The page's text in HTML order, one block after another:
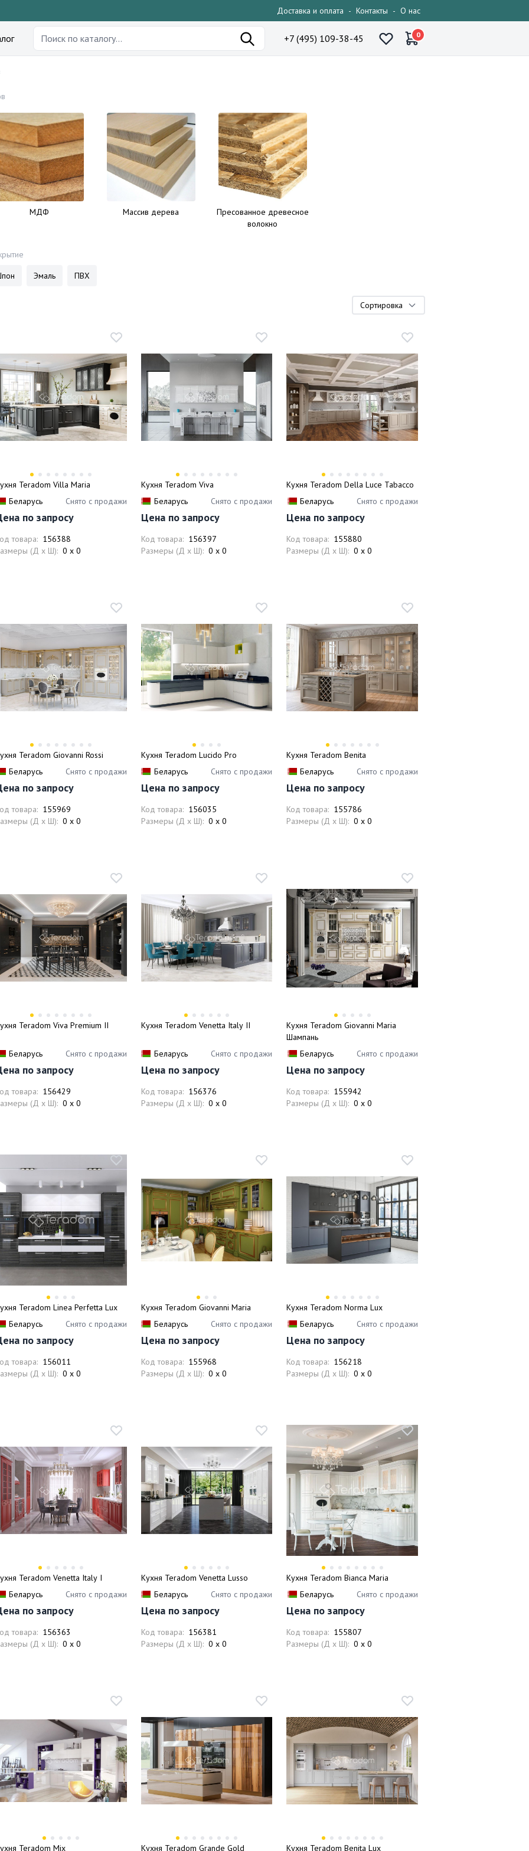
Доставка и оплата - Контакты - О нас
+7 (495) 109-38-45 0
МДФ Массив дерева
Пресованное древесное
волокно
Эмаль ПВХ
Сортировка
Teradom Villa Maria
Беларусь
Снято с продажи
по запросу
товара: 156388
(Д x Ш): 0 x 0
Кухня Teradom Viva
Беларусь
Снято с продажи
Цена по запросу
Код товара: 156397
Размеры (Д x Ш): 0 x 0
Кухня Teradom Della Luce Tabacco
Беларусь
Снято с продажи
Цена по запросу
Код товара: 155880
Размеры (Д x Ш): 0 x 0
Teradom Giovanni Rossi
Беларусь
Снято с продажи
по запросу
товара: 155969
(Д x Ш): 0 x 0
Кухня Teradom Lucido Pro
Беларусь
Снято с продажи
Цена по запросу
Код товара: 156035
Размеры (Д x Ш): 0 x 0
Кухня Teradom Benita
Беларусь
Снято с продажи
Цена по запросу
Код товара: 155786
Размеры (Д x Ш): 0 x 0
Teradom Viva Premium II
Беларусь Снято с продажи
по запросу
товара: 156429
(Д x Ш): 0 x 0
Кухня Teradom Venetta Italy II
Беларусь Снято с продажи
Цена по запросу
Код товара: 156376
Размеры (Д x Ш): 0 x 0
Кухня Teradom Giovanni Maria
Шампань
Беларусь
Снято с продажи
Цена по запросу
Код товара: 155942
Размеры (Д x Ш): 0 x 0
Teradom Linea Perfetta Lux
Беларусь
Снято с продажи
по запросу
товара: 156011
(Д x Ш): 0 x 0
Кухня Teradom Giovanni Maria
Беларусь
Снято с продажи
Цена по запросу
Код товара: 155968
Размеры (Д x Ш): 0 x 0
Кухня Teradom Norma Lux
Беларусь
Снято с продажи
Цена по запросу
Код товара: 156218
Размеры (Д x Ш): 0 x 0
Teradom Venetta Italy I
Беларусь
Снято с продажи
по запросу
товара: 156363
(Д x Ш): 0 x 0
Кухня Teradom Venetta Lusso
Беларусь
Снято с продажи
Цена по запросу
Код товара: 156381
Размеры (Д x Ш): 0 x 0
Кухня Teradom Bianca Maria
Беларусь
Снято с продажи
Цена по запросу
Код товара: 155807
Размеры (Д x Ш): 0 x 0
Teradom Mix Кухня Teradom Grande Gold Кухня Teradom Benita Lux